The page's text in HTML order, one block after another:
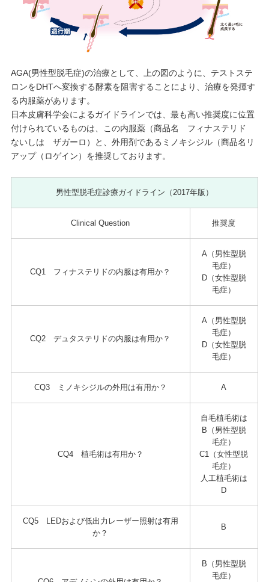
AGA(男性型脱毛症)の治療として、上の図のように、テストステ
ロンをDHTへ変換する酵素を阻害することにより、治療を発揮す
る内服薬があります。
日本皮膚科学会によるガイドラインでは、最も高い推奨度に位置
付けられているものは、この内服薬（商品名 フィナステリド
ないしは ザガーロ）と、外用剤であるミノキシジル（商品名リ
アップ（ロゲイン）を推奨しております。
男性型脱毛症診療ガイドライン（2017年版）
Clinical Question 推奨度
CQ1 フィナステリドの内服は有用か？
A（男性型脱
毛症）
D（女性型脱
毛症）
CQ2 デュタステリドの内服は有用か？
A（男性型脱
毛症）
D（女性型脱
毛症）
CQ3 ミノキシジルの外用は有用か？ A
CQ4 植毛術は有用か？
自毛植毛術は
B（男性型脱
毛症）
C1（女性型脱
毛症）
人工植毛術は
D
CQ5 LEDおよび低出力レーザー照射は有用
か？
B
B（男性型脱
毛症）